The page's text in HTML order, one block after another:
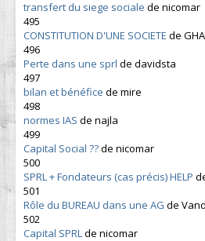
transfert du siege sociale de nicomar
495
CONSTITUTION D'UNE SOCIETE de
496
Perte dans une sprl de davidsta
497
bilan et bénéfice de mire
498
normes IAS de najla
499
Capital Social ??de nicomar
500
SPRL + Fondateurs (cas précis) HELP
501
Rôle du BUREAU dans une AG de
502
Capital SPRLde nicomar